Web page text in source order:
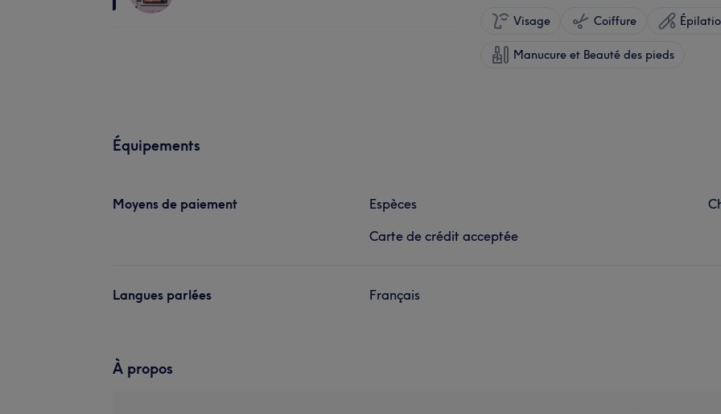
Visage Coiffure
Manucure et Beauté des pieds
Équipements
Moyens de paiement
Espèces
Carte de crédit acceptée
Langues parlées Français
À propos